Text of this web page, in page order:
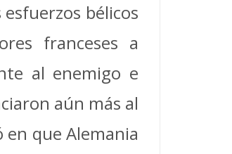
bélicos
franceses a
al enemigo e
aún más al
que Alemania